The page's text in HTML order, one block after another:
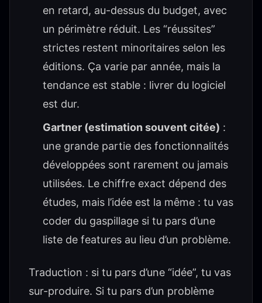
en retard, au-dessus du budget, avec
un périmètre réduit. Les “réussites”
strictes restent minoritaires selon les
éditions. Ça varie par année, mais la
tendance est stable : livrer du logiciel
est dur.
Gartner (estimation souvent citée) :
une grande partie des fonctionnalités
développées sont rarement ou jamais
utilisées. Le chiffre exact dépend des
études, mais l’idée est la même : tu vas
coder du gaspillage si tu pars d’une
liste de features au lieu d’un problème.
Traduction : si tu pars d’une “idée”, tu vas
sur-produire. Si tu pars d’un problème